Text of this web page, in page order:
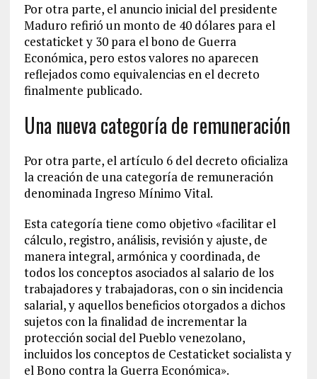
Por otra parte, el anuncio inicial del presidente
Maduro refirió un monto de 40 dólares para el
cestaticket y 30 para el bono de Guerra
Económica, pero estos valores no aparecen
reflejados como equivalencias en el decreto
finalmente publicado.
Una nueva categoría de remuneración
Por otra parte, el artículo 6 del decreto oficializa
la creación de una categoría de remuneración
denominada Ingreso Mínimo Vital.
Esta categoría tiene como objetivo «facilitar el
cálculo, registro, análisis, revisión y ajuste, de
manera integral, armónica y coordinada, de
todos los conceptos asociados al salario de los
trabajadores y trabajadoras, con o sin incidencia
salarial, y aquellos beneficios otorgados a dichos
sujetos con la finalidad de incrementar la
protección social del Pueblo venezolano,
incluidos los conceptos de Cestaticket socialista y
el Bono contra la Guerra Económica».